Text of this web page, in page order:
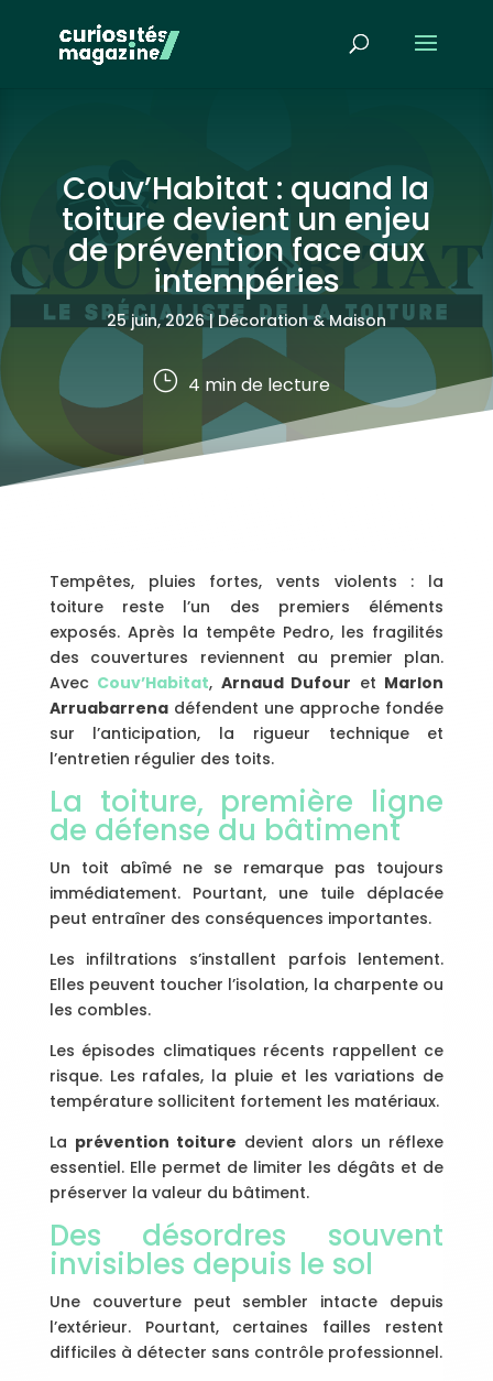
Couv’Habitat : quand la
toiture devient un enjeu
de prévention face aux
intempéries
25 juin, 2026| Décoration & Maison
} 4 min de lecture
Tempêtes, pluies fortes, vents violents : la
toiture reste l’un des premiers éléments
exposés. Après la tempête Pedro, les fragilités
des couvertures reviennent au premier plan.
Avec Couv’Habitat, Arnaud Dufour et Marlon
Arruabarrenadéfendent une approche fondée
sur l’anticipation, la rigueur technique et
l’entretien régulier des toits.
La toiture, première ligne
de défense du bâtiment
Un toit abîmé ne se remarque pas toujours
immédiatement. Pourtant, une tuile déplacée
peut entraîner des conséquences importantes.
Les infiltrations s’installent parfois lentement.
Elles peuvent toucher l’isolation, la charpente ou
les combles.
Les épisodes climatiques récents rappellent ce
risque. Les rafales, la pluie et les variations de
température sollicitent fortement les matériaux.
La prévention toiture devient alors un réflexe
essentiel. Elle permet de limiter les dégâts et de
préserver la valeur du bâtiment.
Des désordres souvent
invisibles depuis le sol
Une couverture peut sembler intacte depuis
l’extérieur. Pourtant, certaines failles restent
difficiles à détecter sans contrôle professionnel.